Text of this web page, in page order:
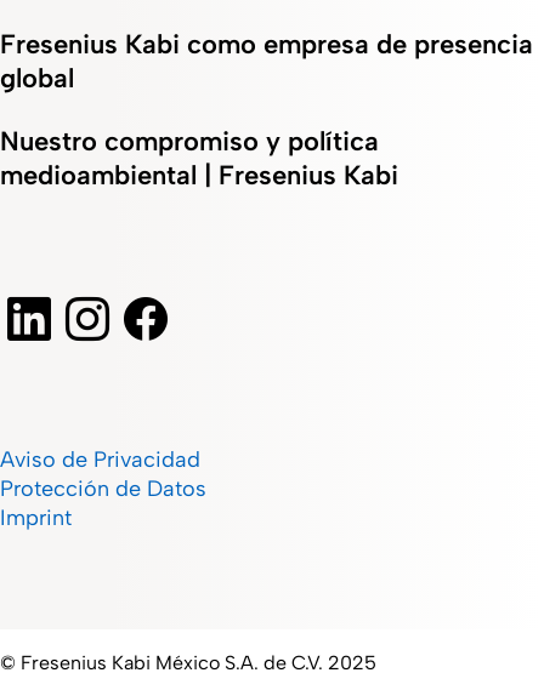
Fresenius Kabi como empresa de presencia
global
Nuestro compromiso y política
medioambiental | Fresenius Kabi
Aviso de Privacidad
Protección de Datos
Imprint
© Fresenius Kabi México S.A. de C.V. 2025